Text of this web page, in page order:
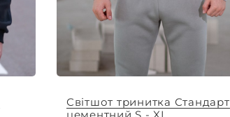
Світшот тринитка Стандарт